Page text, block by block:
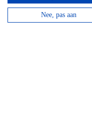
Huur een
langs de beroemde
Nee, pas aan